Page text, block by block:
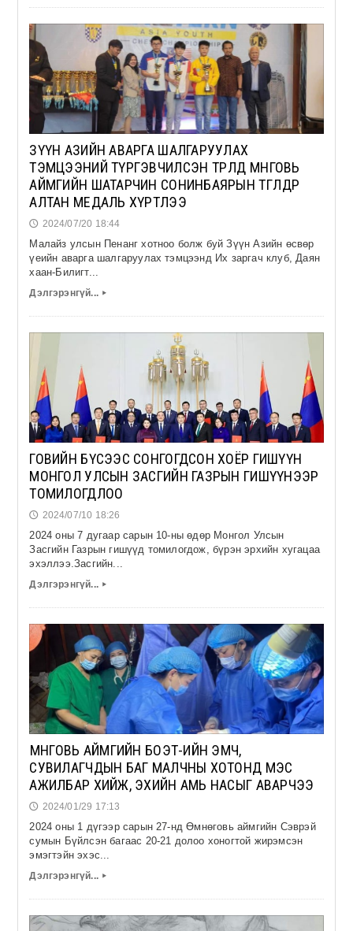
ЗҮҮН АЗИЙН АВАРГА ШАЛГАРУУЛАХ
ТЭМЦЭЭНИЙ ТҮРГЭВЧИЛСЭН ТӨРӨЛД ӨМНӨГОВЬ
АЙМГИЙН ШАТАРЧИН СОНИНБАЯРЫН ТӨГӨЛДӨР
АЛТАН МЕДАЛЬ ХҮРТЛЭЭ
🕔 2024/07/20 18:44
Малайз улсын Пенанг хотноо болж буй Зүүн Азийн өсвөр
үеийн аварга шалгаруулах тэмцээнд Их заргач клуб, Даян
хаан-Билигт...
Дэлгэрэнгүй... ▸
ГОВИЙН БҮСЭЭС СОНГОГДСОН ХОЁР ГИШҮҮН
МОНГОЛ УЛСЫН ЗАСГИЙН ГАЗРЫН ГИШҮҮНЭЭР
ТОМИЛОГДЛОО
🕔 2024/07/10 18:26
2024 оны 7 дугаар сарын 10-ны өдөр Монгол Улсын
Засгийн Газрын гишүүд томилогдож, бүрэн эрхийн хугацаа
эхэллээ.Засгийн...
Дэлгэрэнгүй... ▸
ӨМНӨГОВЬ АЙМГИЙН БОЭТ-ИЙН ЭМЧ,
СУВИЛАГЧДЫН БАГ МАЛЧНЫ ХОТОНД МЭС
АЖИЛБАР ХИЙЖ, ЭХИЙН АМЬ НАСЫГ АВАРЧЭЭ
🕔 2024/01/29 17:13
2024 оны 1 дүгээр сарын 27-нд Өмнөговь аймгийн Сэврэй
сумын Бүйлсэн багаас 20-21 долоо хоногтой жирэмсэн
эмэгтэйн эхэс...
Дэлгэрэнгүй... ▸